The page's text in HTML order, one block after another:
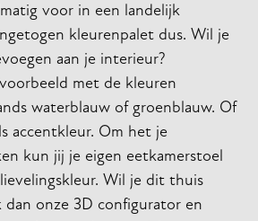
voor in een landelijk
kleurenpalet dus. Wil je
aan je interieur?
met de kleuren
waterblauw of groenblauw. Of
accentkleur. Om het je
kun jij je eigen eetkamerstoel
Wil je dit thuis
onze 3D configurator en